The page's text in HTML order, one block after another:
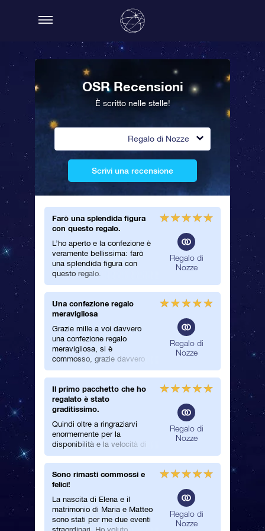
OSR Recensioni
È scritto nelle stelle!
Regalo di Nozze
Scrivi una recensione
di
Farò una splendida figura
con questo regalo.
L’ho aperto e la confezione è
veramente bellissima: farò
una splendida figura con
questo regalo.
Regalo di
Nozze
Una confezione regalo
meravigliosa
Grazie mille a voi davvero
una confezione regalo
meravigliosa, si è
commosso, grazie davvero
per l’emozione che ci avete
regalato a me e a lui.
Davvero meraviglioso ed
speciale.
Regalo di
Nozze
Il primo pacchetto che ho
regalato è stato
graditissimo.
Quindi oltre a ringraziarvi
enormemente per la
disponibilità e la velocità di
risposta, vorrei elogiare il
vostro lavoro. Il primo
pacchetto che ho regalato è
stato graditissimo. Ne farò
sicuramente altri in futuro e lo
consiglierò ad altre persone.
Grazie per la cortesia
Regalo di
Nozze
Sono rimasti commossi e
felici!
La nascita di Elena e il
matrimonio di Maria e Matteo
sono stati per me due eventi
Regalo di
Nozze
I
Di tutti
quello
fatto
nostri
regalo
e
Più
register.
Ho
meno
della
Un San
Grazie